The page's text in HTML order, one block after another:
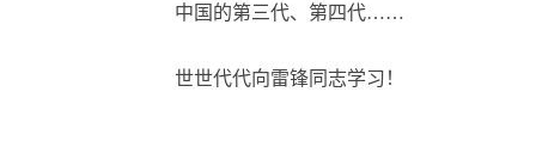
中国的第三代、第四代……
世世代代向雷锋同志学习！